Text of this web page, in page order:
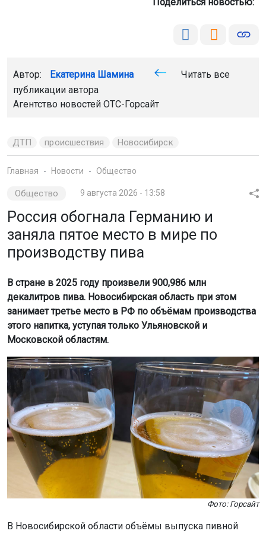
Автор: Екатерина Шамина
Читать все
публикации автора
Агентство новостей ОТС-Горсайт
ДТП происшествия Новосибирск
Главная Новости Общество
Общество 9 августа 2026 - 13:58
Россия обогнала Германию и
заняла пятое место в мире по
производству пива
В стране в 2025 году произвели 900,986 млн
декалитров пива. Новосибирская область при этом
занимает третье место в РФ по объёмам производства
этого напитка, уступая только Ульяновской и
Московской областям.
Фото: Горсайт
В Новосибирской области объёмы выпуска пивной